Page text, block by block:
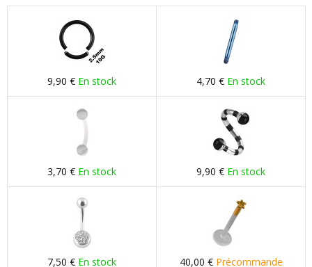
9,90 € En stock 4,70 € En stock
3,70 € En stock 9,90 € En stock
7,50 € En stock 40,00 € Précommande